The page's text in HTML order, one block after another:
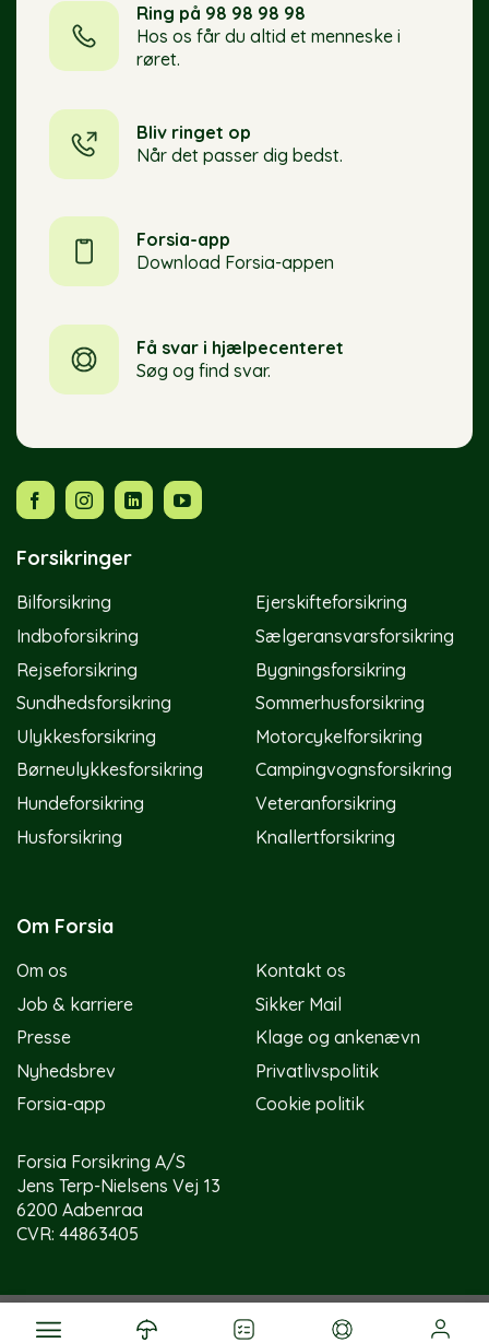
Ring på 98 98 98 98
Hos os får du altid et menneske i
røret.
Bliv ringet op
Når det passer dig bedst.
Forsia-app
Download Forsia-appen
Få svar i hjælpecenteret
Søg og find svar.
Forsikringer
Bilforsikring
Indboforsikring
Rejseforsikring
Sundhedsforsikring
Ulykkesforsikring
Børneulykkesforsikring
Hundeforsikring
Husforsikring
Ejerskifteforsikring
Sælgeransvarsforsikring
Bygningsforsikring
Sommerhusforsikring
Motorcykelforsikring
Campingvognsforsikring
Veteranforsikring
Knallertforsikring
Om Forsia
Om os
Job & karriere
Presse
Nyhedsbrev
Forsia-app
Kontakt os
Sikker Mail
Klage og ankenævn
Privatlivspolitik
Cookie politik
Forsia Forsikring A/S
Jens Terp-Nielsens Vej 13
6200 Aabenraa
CVR: 44863405